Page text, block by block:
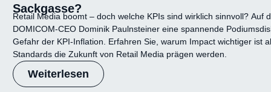
Sackgasse?
Retail Media boomt – doch welche KPIs sind wirklich sinnvoll? Auf
DOMICOM-CEO Dominik Paulnsteiner eine spannende
Gefahr der KPI-Inflation. Erfahren Sie, warum Impact wichtiger ist
Standards die Zukunft von Retail Media prägen werden.
Weiterlesen